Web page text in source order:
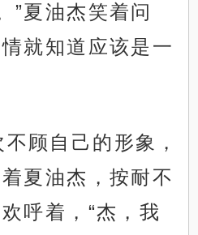
”夏油杰笑着问
就知道应该是一
顾自己的形象，
夏油杰，按耐不
呼着，“杰，我